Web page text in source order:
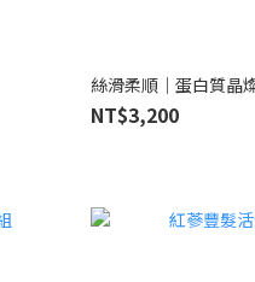
絲滑柔順｜蛋白質晶
NT$3,200